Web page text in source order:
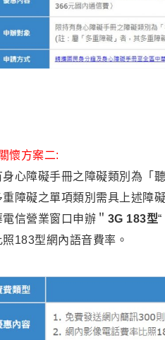
懷方案二:
身心障礙手冊之障礙類別為「
重障礙之單項類別需具上述障
電信營業窗口申辦＂ 3G 183型
照183型網內語音費率。